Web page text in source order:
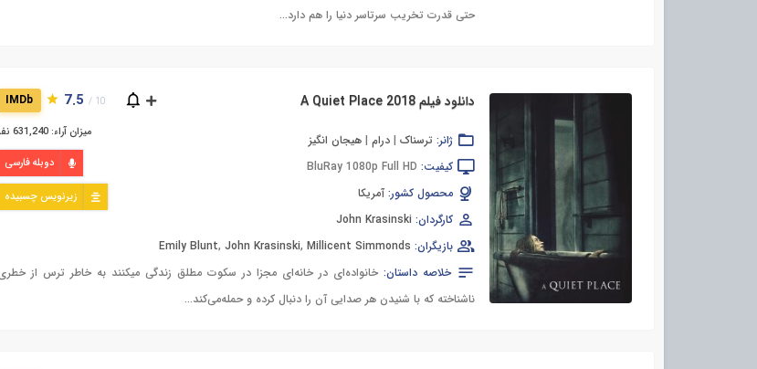
حتی قدرت تخریب سرتاسر دنیا را هم دارد…
دانلود فیلم A Quiet Place 2018 10 /
7.5
IMDb
میزان آراء: 631,240 نفر
دوبله فارسی
زیرنویس چسبیده
ژانر: ترسناک| درام| هیجان انگیز
کیفیت: BluRay 1080p Full HD
محصول کشور: آمریکا
کارگردان: John Krasinski
بازیگران:
Emily Blunt,John Krasinski,Millicent Simmonds
خلاصه داستان: خانواده‌ای در خانه‌ای مجزا در سکوت مطلق زندگی میکنند به خاطر ترس از
ناشناخته که با شنیدن هر صدایی آن‌ را دنبال کرده و حمله‌می‌کند...